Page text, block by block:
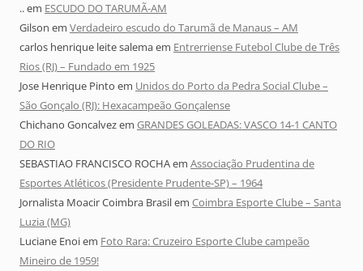
..em ESCUDO DO TARUMÃ-AM
Gilson em Verdadeiro escudo do Tarumã de Manaus – AM
carlos henrique leite salemaem Entrerriense Futebol Clube de Três
Rios (RJ) – Fundado em 1925
Jose Henrique Pinto em Unidos do Porto da Pedra Social Clube –
São Gonçalo (RJ): Hexacampeão Gonçalense
Chichano Goncalvezem GRANDES GOLEADAS: VASCO 14-1 CANTO
DO RIO
SEBASTIAO FRANCISCO ROCHAem Associação Prudentina de
Esportes Atléticos (Presidente Prudente-SP) – 1964
Jornalista Moacir Coimbra Brasilem Coimbra Esporte Clube – Santa
Luzia (MG)
Luciane Enoiem Foto Rara: Cruzeiro Esporte Clube campeão
Mineiro de 1959!